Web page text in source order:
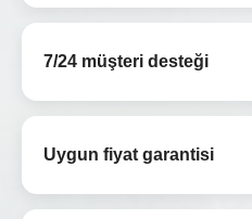
7/24 müşteri desteği
Uygun fiyat garantisi